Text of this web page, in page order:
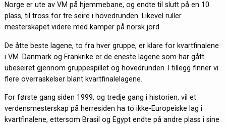
Norge er ute av VM på hjemmebane, og endte til slutt på en 10.
plass, til tross for tre seire i hovedrunden. Likevel ruller
mesterskapet videre med kamper på norsk jord.
De åtte beste lagene, to fra hver gruppe, er klare for kvartfinalene
i VM. Danmark og Frankrike er de eneste lagene som har gått
ubeseiret gjennom gruppespillet og hovedrunden. I tillegg finner vi
flere overraskelser blant kvartfinalelagene.
For første gang siden 1999, og tredje gang i historien, vil et
verdensmesterskap på herresiden ha to ikke-Europeiske lag i
kvartfinalene, ettersom Brasil og Egypt endte på andre plass i sine